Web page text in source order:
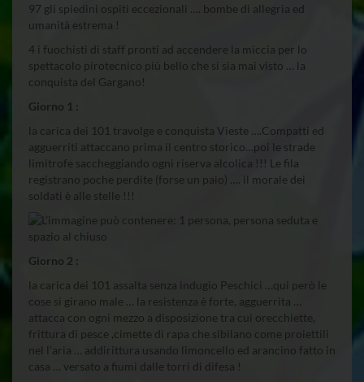
97 gli spiedini ospiti eccezionali …. bombe di allegria ed
umanità estrema !
4 i fuochisti di staff pronti ad accendere la miccia per lo
spettacolo pirotecnico più bello che si sia mai visto … la
conquista del Gargano!
Giorno 1 :
la carica dei 101 travolge e conquista Vieste ….Compatti ed
agguerriti attaccano prima il centro storico…poi le strade
limitrofe saccheggiando ogni riserva alcolica !!! Le fila
registrano poche perdite (forse un paio) …. il morale dei
soldati è alle stelle !!!
Giorno 2 :
la carica dei 101 assalta senza indugio Peschici …qui però le
cose si girano male … la resistenza è forte, agguerrita …
attacca con ogni mezzo a disposizione tra cui orecchiette,
frittura di pesce ,cimette di rapa che sibilano come proiettili
nel l’aria … addirittura usando limoncello ed arancino fatto in
casa … versato a fiumi dalle torri di difesa !